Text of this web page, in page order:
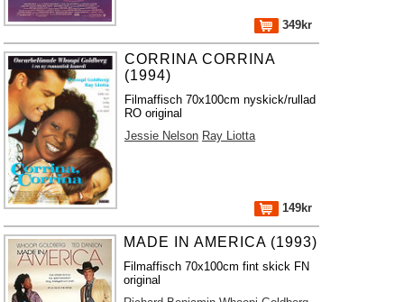
349kr
CORRINA CORRINA
(1994)
Filmaffisch 70x100cm nyskick/rullad
RO original
Jessie Nelson Ray Liotta
149kr
MADE IN AMERICA (1993)
Filmaffisch 70x100cm fint skick FN
original